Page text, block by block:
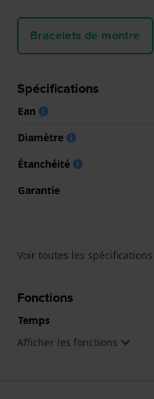
Bracelets de montre
Spécifications
Ean
Diamètre
Étanchéité
Garantie
Voir toutes les spécifications
Fonctions
Temps
Afficher les fonctions